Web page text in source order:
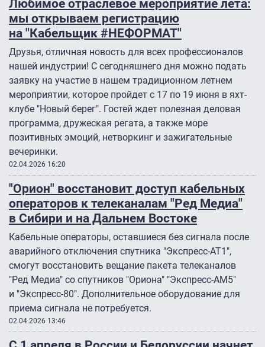
Любимое отраслевое мероприятие лета:
мы открываем регистрацию
на "Кабельщик #НЕФОРМАТ"
Друзья, отличная новость для всех профессионалов
нашей индустрии! С сегодняшнего дня можно подать
заявку на участие в нашем традиционном летнем
мероприятии, которое пройдет с 17 по 19 июня в яхт-
клубе "Новый берег". Гостей ждет полезная деловая
программа, дружеская регата, а также море
позитивных эмоций, нетворкинг и зажигательные
вечеринки.
02.04.2026 16:20
"Орион" восстановит доступ кабельных
операторов к телеканалам "Ред Медиа"
в Сибири и на Дальнем Востоке
Кабельные операторы, оставшиеся без сигнала после
аварийного отключения спутника "Экспресс-АТ1″,
смогут восстановить вещание пакета телеканалов
"Ред Медиа" со спутников "Ориона" "Экспресс-АМ5″
и "Экспресс-80″. Дополнительное оборудование для
приема сигнала не потребуется.
02.04.2026 13:46